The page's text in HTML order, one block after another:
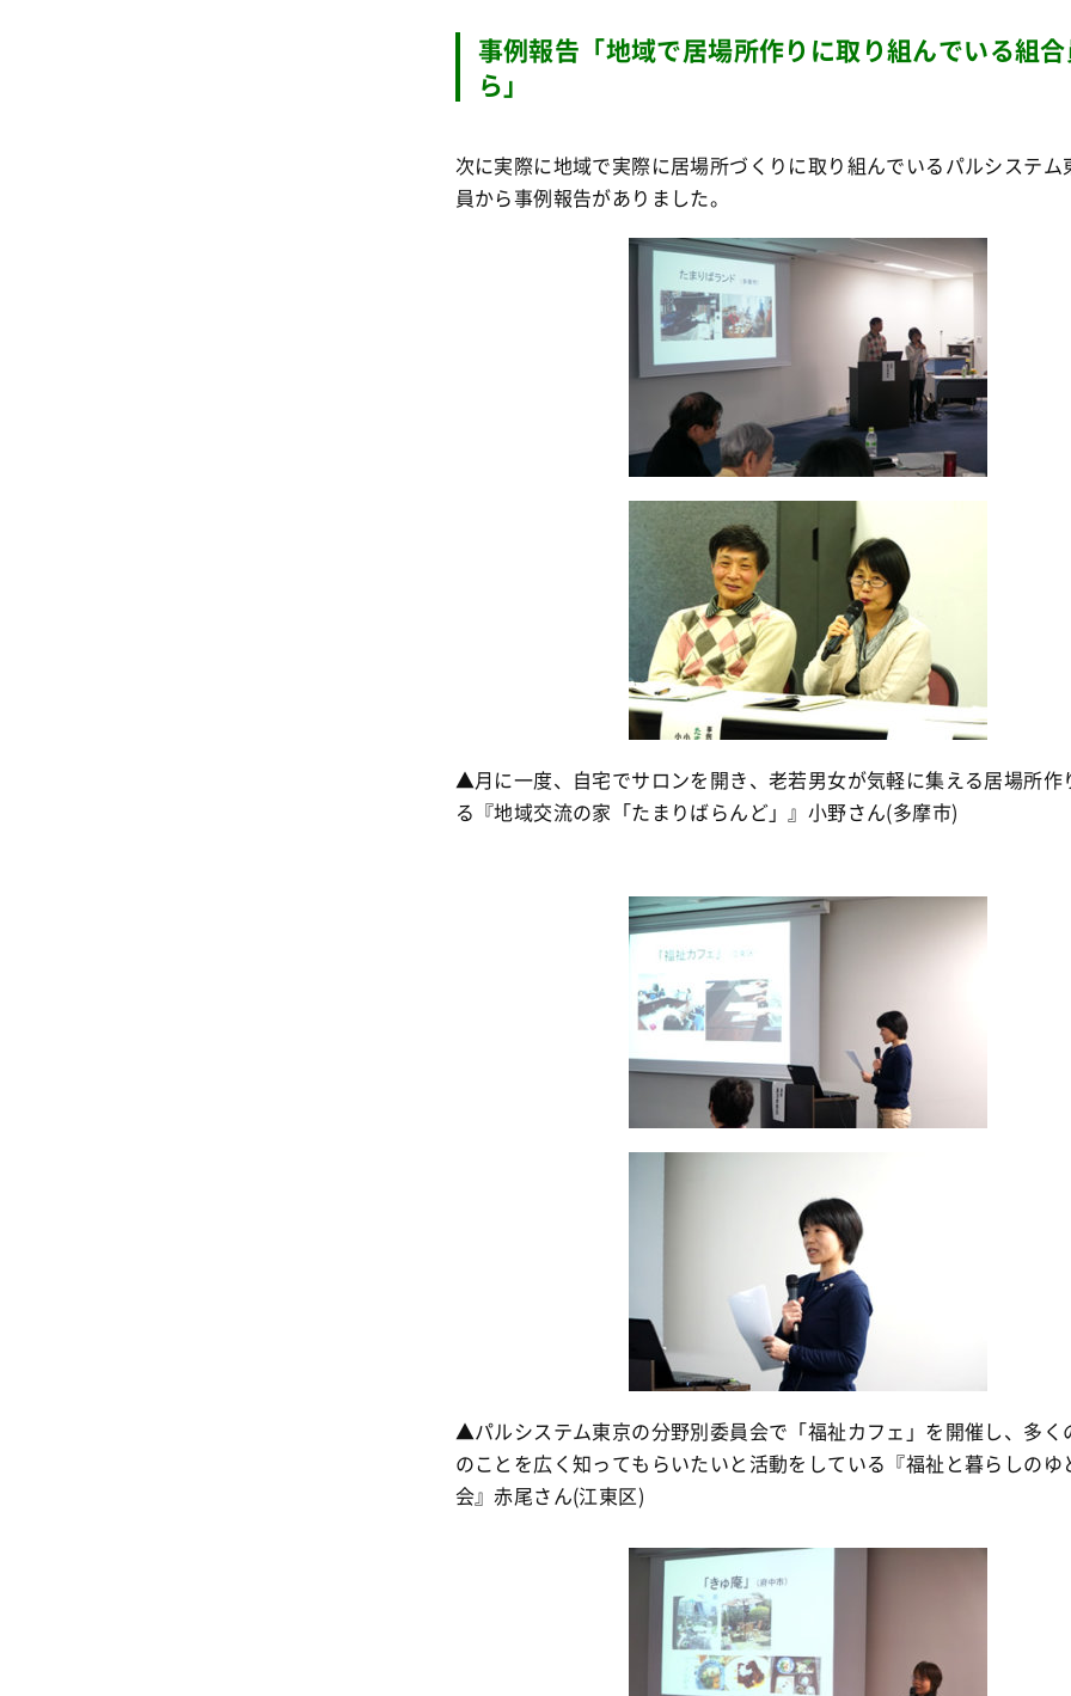
事例報告「地域で居場所作りに取り組んでいる組
ら」
次に実際に地域で実際に居場所づくりに取り組んでいるパルシステム
員から事例報告がありました。
▲月に一度、自宅でサロンを開き、老若男女が気軽に集える居場所作
る『地域交流の家「たまりばらんど」』小野さん(多摩市)
▲パルシステム東京の分野別委員会で「福祉カフェ」を開催し、多く
のことを広く知ってもらいたいと活動をしている『福祉と暮らしのゆ
会』赤尾さん(江東区)